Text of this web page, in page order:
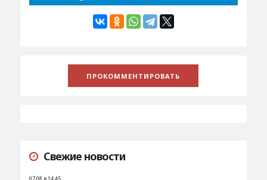
Свежие новости